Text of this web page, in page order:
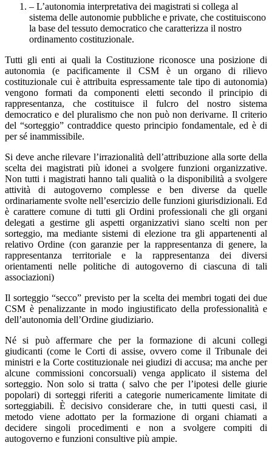
– L’autonomia interpretativa dei magistrati si collega al
sistema delle autonomie pubbliche e private, che costituiscono
la base del tessuto democratico che caratterizza il nostro
ordinamento costituzionale.
Tutti gli enti ai quali la Costituzione riconosce una posizione di
autonomia (e pacificamente il CSM è un organo di rilievo
costituzionale cui è attribuita espressamente tale tipo di autonomia)
vengono formati da componenti eletti secondo il principio di
rappresentanza, che costituisce il fulcro del nostro sistema
democratico e del pluralismo che non può non derivarne. Il criterio
del “sorteggio” contraddice questo principio fondamentale, ed è di
per sé inammissibile.
Si deve anche rilevare l’irrazionalità dell’attribuzione alla sorte della
scelta dei magistrati più idonei a svolgere funzioni organizzative.
Non tutti i magistrati hanno tali qualità o la disponibilità a svolgere
attività di autogoverno complesse e ben diverse da quelle
ordinariamente svolte nell’esercizio delle funzioni giurisdizionali. Ed
è carattere comune di tutti gli Ordini professionali che gli organi
delegati a gestirne gli aspetti organizzativi siano scelti non per
sorteggio, ma mediante sistemi di elezione tra gli appartenenti al
relativo Ordine (con garanzie per la rappresentanza di genere, la
rappresentanza territoriale e la rappresentanza dei diversi
orientamenti nelle politiche di autogoverno di ciascuna di tali
associazioni)
Il sorteggio “secco” previsto per la scelta dei membri togati dei due
CSM è penalizzante in modo ingiustificato della professionalità e
dell’autonomia dell’Ordine giudiziario.
Né si può affermare che per la formazione di alcuni collegi
giudicanti (come le Corti di assise, ovvero come il Tribunale dei
ministri e la Corte costituzionale nei giudizi di accusa; ma anche per
alcune commissioni concorsuali) venga applicato il sistema del
sorteggio. Non solo si tratta ( salvo che per l’ipotesi delle giurie
popolari) di sorteggi riferiti a categorie numericamente limitate di
sorteggiabili. È decisivo considerare che, in tutti questi casi, il
metodo viene adottato per la formazione di organi chiamati a
decidere singoli procedimenti e non a svolgere compiti di
autogoverno e funzioni consultive più ampie.